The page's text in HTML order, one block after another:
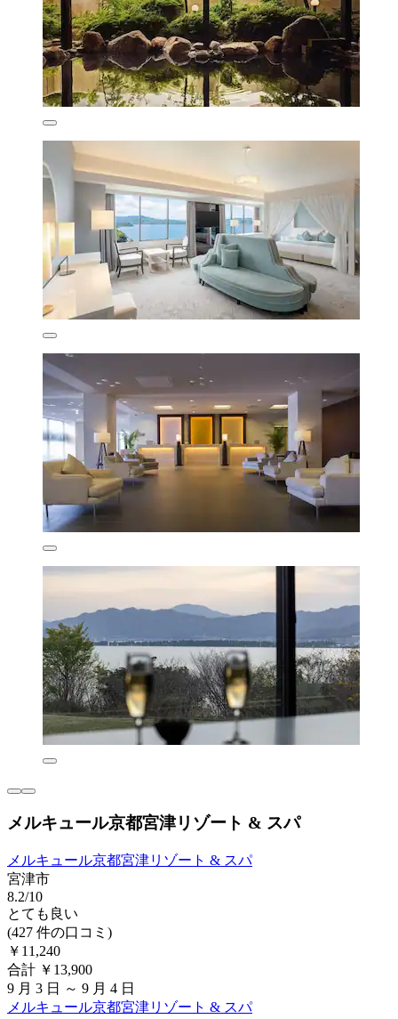
メルキュール京都宮津リゾート & スパ
メルキュール京都宮津リゾート & スパ
宮津市
8.2/10
とても良い
(427 件の口コミ)
￥11,240
合計 ￥13,900
9 月 3 日 ～ 9 月 4 日
メルキュール京都宮津リゾート & スパ